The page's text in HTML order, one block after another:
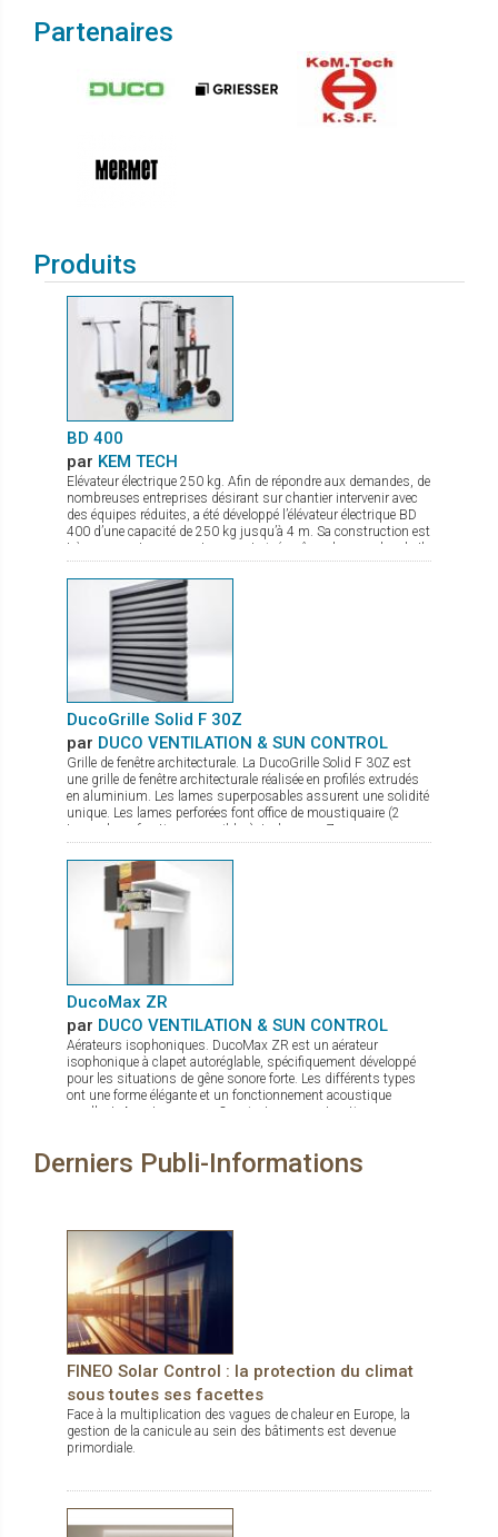
Partenaires
Produits
BD 400
par KEM TECH
Elévateur électrique 250 kg. Afin de répondre aux demandes, de
nombreuses entreprises désirant sur chantier intervenir avec
des équipes réduites, a été développé l’élévateur électrique BD
400 d’une capacité de 250 kg jusqu’à 4 m. Sa construction est
très compacte pour un transport aisé, même dans un break. Il
permet le montage au plus prêt possible du mur. La mise en
action sur chantier se fait en quelques secondes, et grâce à
son moteur électrique avec variateur de vitesse la pose du verre
est très précise. De nombreux accessoires sont disponibles
comme fourche de levage, potence avec crochet.
DucoGrille Solid F 30Z
par DUCO VENTILATION & SUN CONTROL
Grille de fenêtre architecturale. La DucoGrille Solid F 30Z est
une grille de fenêtre architecturale réalisée en profilés extrudés
en aluminium. Les lames superposables assurent une solidité
unique. Les lames perforées font office de moustiquaire (2
types de perforations possibles). La lame en Z procure un
design esthétique.
DucoMax ZR
par DUCO VENTILATION & SUN CONTROL
Aérateurs isophoniques. DucoMax ZR est un aérateur
isophonique à clapet autoréglable, spécifiquement développé
pour les situations de gêne sonore forte. Les différents types
ont une forme élégante et un fonctionnement acoustique
excellent. Avantages: Convient aux constructions en
sifflements en cas de sur ou sous-pressions grâce au clapet
Derniers Publi-Informations
FINEO Solar Control : la protection du climat
sous toutes ses facettes
Face à la multiplication des vagues de chaleur en Europe, la
gestion de la canicule au sein des bâtiments est devenue
primordiale.